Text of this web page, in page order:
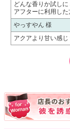
どんな香りか試し
アフターに利用した
やっすやん 様
アクアより甘い感じ